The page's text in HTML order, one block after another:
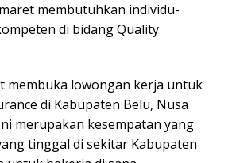
membutuhkan individu-
di bidang Quality
membuka lowongan kerja untuk
di Kabupaten Belu, Nusa
merupakan kesempatan yang
tinggal di sekitar Kabupaten